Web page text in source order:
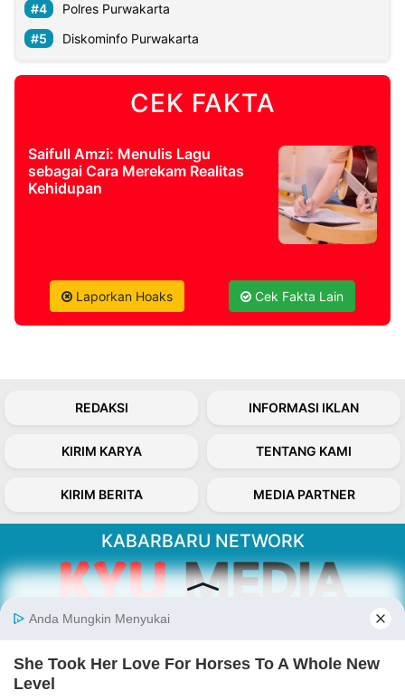
Polres Purwakarta
Diskominfo Purwakarta
CEK FAKTA
Saifull Amzi: Menulis Lagu
sebagai Cara Merekam Realitas
Kehidupan
Laporkan Hoaks Cek Fakta Lain
REDAKSI INFORMASI IKLAN
KIRIM KARYA TENTANG KAMI
KIRIM BERITA MEDIA PARTNER
KABARBARU NETWORK